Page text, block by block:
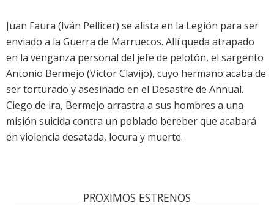
Juan Faura (Iván Pellicer) se alista en la Legión para ser
enviado a la Guerra de Marruecos. Allí queda atrapado
en la venganza personal del jefe de pelotón, el sargento
Antonio Bermejo (Víctor Clavijo), cuyo hermano acaba de
ser torturado y asesinado en el Desastre de Annual.
Ciego de ira, Bermejo arrastra a sus hombres a una
misión suicida contra un poblado bereber que acabará
en violencia desatada, locura y muerte.
PROXIMOS ESTRENOS